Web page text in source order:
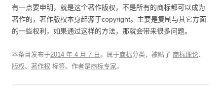
有一点要申明，就是这个著作版权，不是所有的商标都可以成为
著作的，著作版权本身起源于copyright。主要是复制与其它方面
的一些权利，如果通过这样的方法，那就会带来很多问题。
本条目发布于2014 年 4 月 7 日 。属于商标分类，被贴了 商标理论、
版权、 著作权 标签。 作者是商标专家。